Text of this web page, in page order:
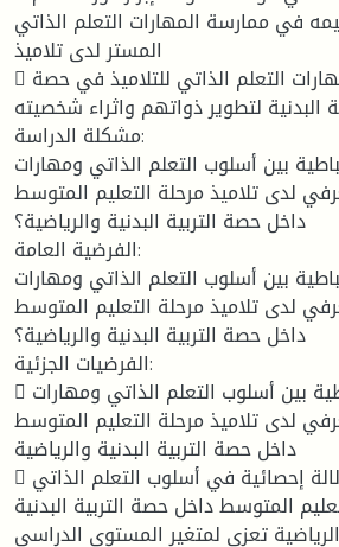
في ممارسة المهارات التعلم الذاتي
المستر لدى تلاميذ
 ضرورة الاهتمام بمهارات التعلم الذاتي للتلاميذ في حصة
البدنية لتطوير ذواتهم واثراء شخصيته.
مشكلة الدراسة:
بين أسلوب التعلم الذاتي ومهارات
لدى تلاميذ مرحلة التعليم المتوسط
داخل حصة التربية البدنية والرياضية؟
الفرضية العامة:
بين أسلوب التعلم الذاتي ومهارات
لدى تلاميذ مرحلة التعليم المتوسط
داخل حصة التربية البدنية والرياضية؟
الفرضيات الجزئية:
 توجد علاقة ارتباطية بين أسلوب التعلم الذاتي ومهارات
لدى تلاميذ مرحلة التعليم المتوسط
داخل حصة التربية البدنية والرياضية
 توجد فروق ذات دلالة إحصائية في أسلوب التعلم الذاتي
المتوسط داخل حصة التربية البدنية
تعزى لمتغير المستوى الدراسي.